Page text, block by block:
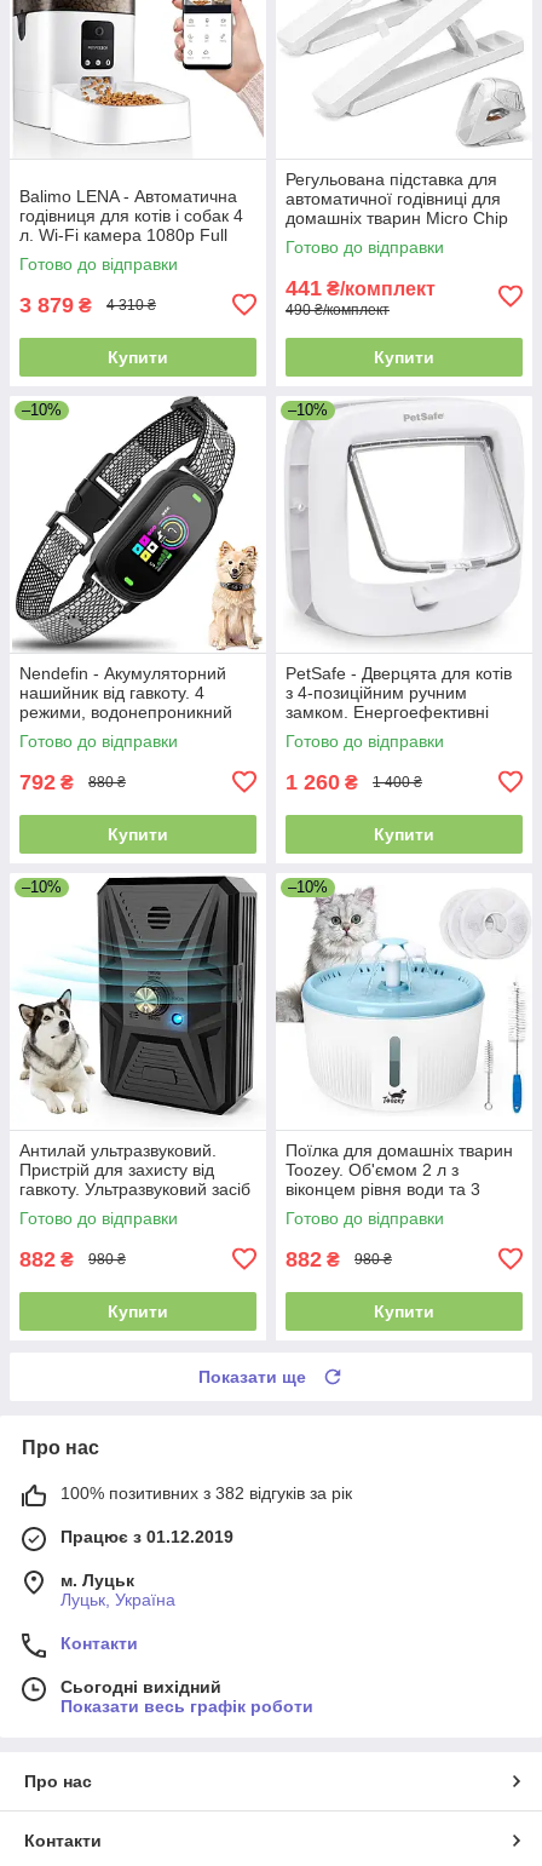
Balimo LENA - Автоматична
годівниця для котів і собак 4
л. Wi-Fi камера 1080p Full
HD, нічне бачення,
диспенсер сухого корму
Готово до відправки
3 879 ₴ 4 310 ₴
Купити
Регульована підставка для
автоматичної годівниці для
домашніх тварин Micro Chip
та Connect, регулювання 0,
15, 20 градусів
Готово до відправки
441 ₴/комплект
490 ₴/комплект
Купити
–10%
Nendefin - Акумуляторний
нашийник від гавкоту. 4
режими, водонепроникний
IP67 для великих, середніх та
малих собак
Готово до відправки
792 ₴ 880 ₴
Купити
–10%
PetSafe - Дверцята для котів
з 4-позиційним ручним
замком. Енергоефективні
врізні двері для тварин, білі
Готово до відправки
1 260 ₴ 1 400 ₴
Купити
–10%
Антилай ультразвуковий.
Пристрій для захисту від
гавкоту. Ультразвуковий засіб
захисту від гавкоту
Готово до відправки
882 ₴ 980 ₴
Купити
–10%
Поїлка для домашніх тварин
Toozey. Об'ємом 2 л з
віконцем рівня води та 3
змінними фільтрами, автомат
Готово до відправки
882 ₴ 980 ₴
Купити
Показати ще
Про нас
100% позитивних з 382 відгуків за рік
Працює з 01.12.2019
м. Луцьк
Луцьк, Україна
Контакти
Сьогодні вихідний
Показати весь графік роботи
Про нас
Контакти